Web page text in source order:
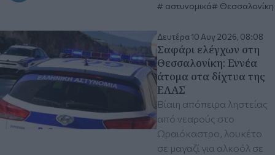
αστυνομικά Θεσσαλονίκη
Δευτέρα 10 Αυγ 2026, 08:08
Σαφάρι ελέγχων στη
Θεσσαλονίκη: Εννέα
άτομα στα δίχτυα της
ΕΛΑΣ
Βίαιη απόπειρα ληστείας
από νεαρούς στο
Ωραιόκαστρο, λουκέτο
σε μαγαζί για αλκοόλ σε